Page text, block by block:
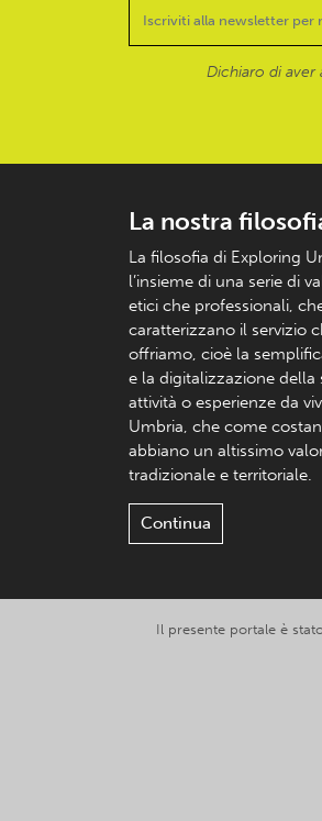
Dichiaro di aver
La nostra
La filosofia di Exploring
l’insieme di una serie di
etici che professionali,
caratterizzano il servizio
offriamo, cioè la
e la digitalizzazione della
attività o esperienze da
Umbria, che come
abbiano un altissimo
tradizionale e territoriale.
Continua
Il presente portale è